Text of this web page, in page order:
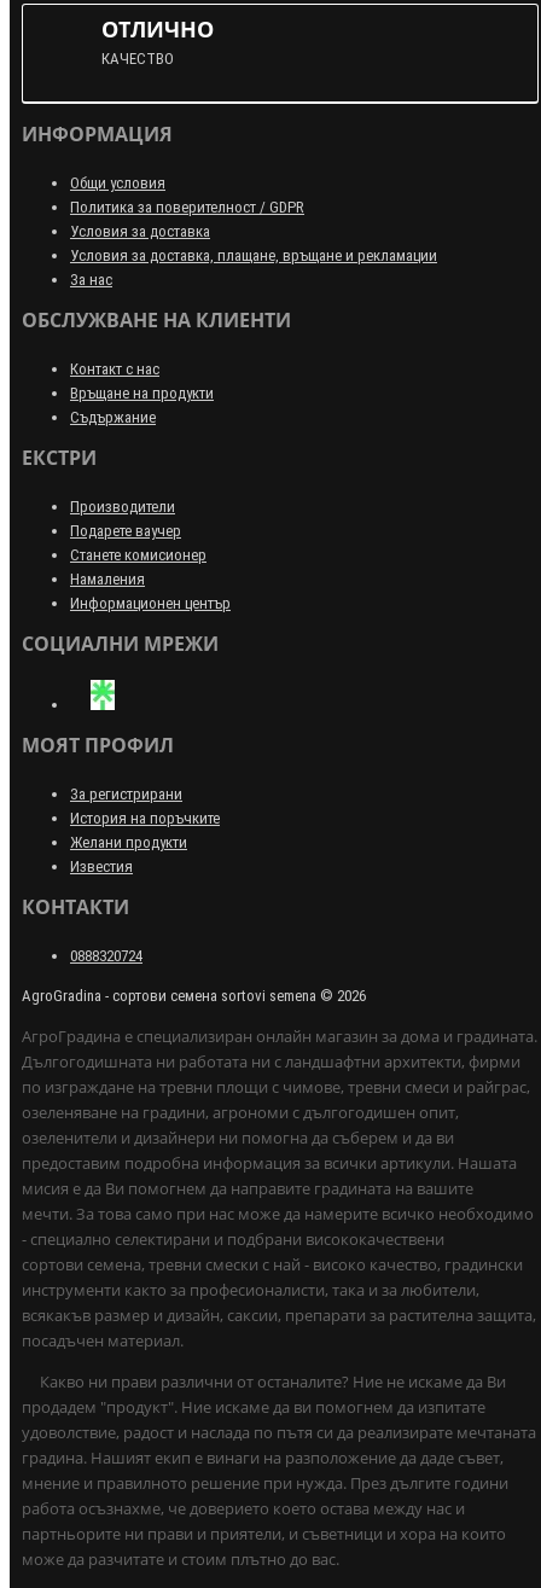
ОТЛИЧНО
КАЧЕСТВО
ИНФОРМАЦИЯ
Общи условия
Политика за поверителност / GDPR
Условия за доставка
Условия за доставка, плащане, връщане и рекламации
За нас
ОБСЛУЖВАНЕ НА КЛИЕНТИ
Контакт с нас
Връщане на продукти
Съдържание
ЕКСТРИ
Производители
Подарете ваучер
Станете комисионер
Намаления
Информационен център
СОЦИАЛНИ МРЕЖИ
МОЯТ ПРОФИЛ
За регистрирани
История на поръчките
Желани продукти
Известия
КОНТАКТИ
0888320724
AgroGradina - сортови семена sortovi semena © 2026
АгроГрадина е специализиран онлайн магазин за дома и градината.
Дългогодишната ни работата ни с ландшафтни архитекти, фирми
по изграждане на тревни площи с чимове, тревни смеси и райграс,
озеленяване на градини, агрономи с дългогодишен опит,
озеленители и дизайнери ни помогна да съберем и да ви
предоставим подробна информация за всички артикули. Нашата
мисия е да Ви помогнем да направите градината на вашите
мечти. За това само при нас може да намерите всичко необходимо
- специално селектирани и подбрани висококачествени
сортови семена, тревни смески с най - високо качество, градински
инструменти както за професионалисти, така и за любители,
всякакъв размер и дизайн, саксии, препарати за растителна защита,
посадъчен материал.
Какво ни прави различни от останалите? Ние не искаме да Ви
продадем "продукт". Ние искаме да ви помогнем да изпитате
удоволствие, радост и наслада по пътя си да реализирате мечтаната
градина. Нашият екип е винаги на разположение да даде съвет,
мнение и правилното решение при нужда. През дългите години
работа осъзнахме, че доверието което остава между нас и
партньорите ни прави и приятели, и съветници и хора на които
може да разчитате и стоим плътно до вас.